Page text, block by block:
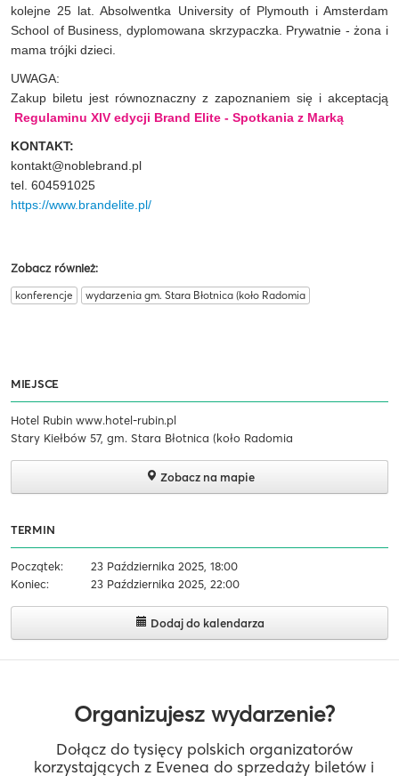
kolejne 25 lat. Absolwentka University of Plymouth i Amsterdam
School of Business, dyplomowana skrzypaczka. Prywatnie - żona i
mama trójki dzieci.
UWAGA:
Zakup biletu jest równoznaczny z zapoznaniem się i akceptacją
Regulaminu XIV edycji Brand Elite - Spotkania z Marką
KONTAKT:
kontakt@noblebrand.pl
tel. 604591025
https://www.brandelite.pl/
Zobacz również:
konferencje wydarzenia gm. Stara Błotnica (koło Radomia
MIEJSCE
Hotel Rubin www.hotel-rubin.pl
Stary Kiełbów 57, gm. Stara Błotnica (koło Radomia
Zobacz na mapie
TERMIN
Początek:
23 Października 2025, 18:00
Koniec:
23 Października 2025, 22:00
Dodaj do kalendarza
Organizujesz wydarzenie?
Dołącz do tysięcy polskich organizatorów
korzystających z Evenea do sprzedaży biletów i